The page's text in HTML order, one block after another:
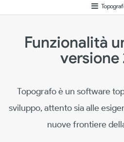
Funzionalità
versione
Topografo è un software
sviluppo, attento sia alle
nuove frontiere